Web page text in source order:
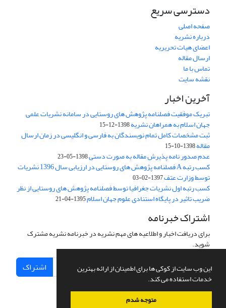
این وب سایت از کوکی ها برای اطمینان از ارائه بهترین
خدمات استفاده می کند.
متوجه شدم
دسترسی سریع
صفحه اصلی
درباره نشریه
اعضای هیات تحریریه
ارسال مقاله
تماس با ما
نقشه سایت
آخرین اخبار
تبریک موفقیت فصلنامه پژوهش های روستایی در سامانه نشریات علمی
جهان اسلام به همراهان نشریه1398-12-15
ثبت مشخصات کامل تمام نویسندگان به فارسی و انگلیسی در زمان ارسال
مقاله1398-10-15
عدم صدور نامه پذیرش مقاله به صورت دستی1398-05-23
کسب رتبه A فصلنامه پژوهش های روستایی در ارزیابی سال 1396 نشریات
توسط وزارت عتف1397-02-03
کسب رتبه اول نشریات جغرافیا توسط فصلنامه پژوهش های روستایی از نظر
ضریب تاثیر در پایگاه استنادی علوم جهان اسلام1395-04-21
اشتراک خبرنامه
برای دریافت اخبار و اطلاعیه های مهم نشریه در خبرنامه نشریه مشترک
شوید.
اشتراک